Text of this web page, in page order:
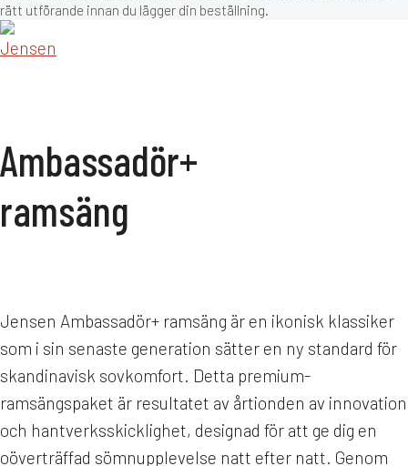
rätt utförande innan du lägger din beställning.
Ambassadör+
ramsäng
Jensen Ambassadör+ ramsäng är en ikonisk klassiker
som i sin senaste generation sätter en ny standard för
skandinavisk sovkomfort. Detta premium-
ramsängspaket är resultatet av årtionden av innovation
och hantverksskicklighet, designad för att ge dig en
oöverträffad sömnupplevelse natt efter natt. Genom